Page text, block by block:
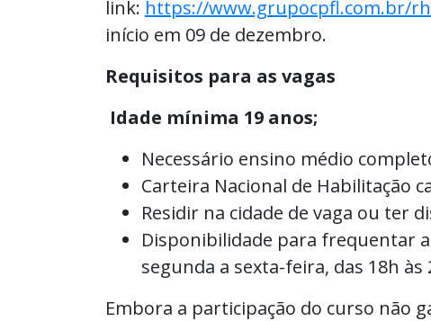
link: https://www.grupocpfl.com.br/
início em 09 de dezembro.
Requisitos para as vagas
Idade mínima 19 anos;
Necessário ensino médio
Carteira Nacional de Habilitação
Residir na cidade de vaga ou ter
Disponibilidade para frequentar
segunda a sexta-feira, das 18h às
Embora a participação do curso não